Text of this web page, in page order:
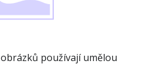
používají umělou